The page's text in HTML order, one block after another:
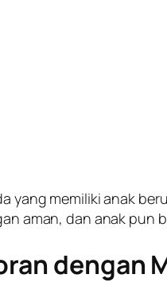
yang memiliki anak
aman, dan anak pun
dengan